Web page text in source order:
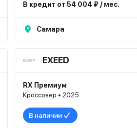
В кредит от 54 004 ₽ / мес.
Самара
EXEED
RX Премиум
Кроссовер • 2025
В наличии